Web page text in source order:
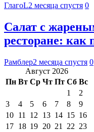
ГлагоL2 месяца спустя 0
Салат с
ресторане: как
Рамблер2 месяца спустя 0
Август 2026
Пн Вт Ср Чт Пт Сб Вс
1
2
3
4 5 6 7 8
9
10 11 12 13 14 15 16
17 18 19 20 21 22 23